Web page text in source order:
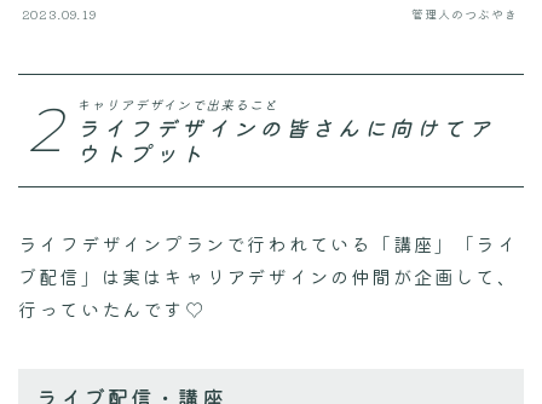
2023.09.19 管理人のつぶやき
2 キャリアデザインで出来ること
ライフデザインの皆さんに向けてア
ウトプット
ライフデザインプランで行われている「講座」「ライ
ブ配信」は実はキャリアデザインの仲間が企画して、
行っていたんです♡
ライブ配信・講座